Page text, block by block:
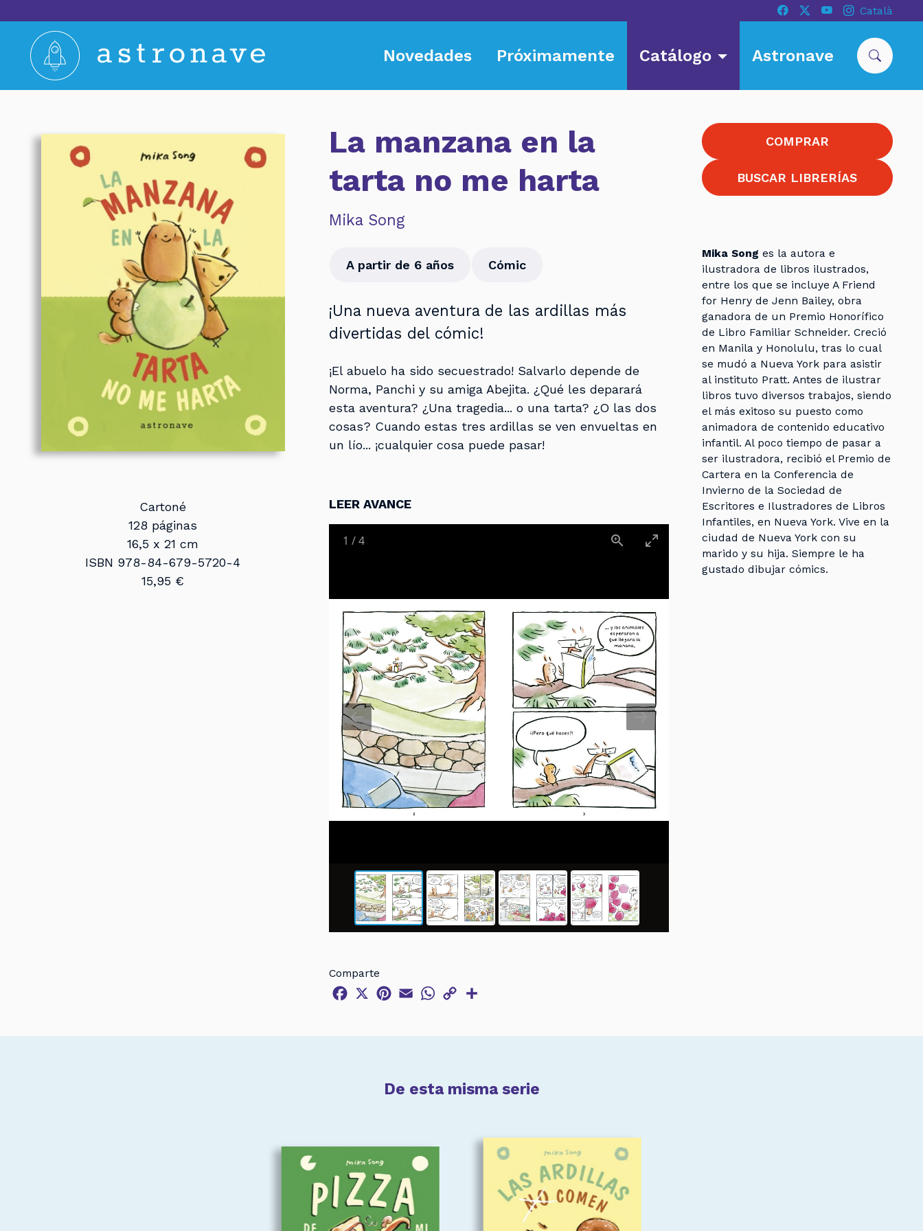
Català
Novedades Próximamente Catálogo Astronave
Cartoné
128 páginas
16,5 x 21 cm
ISBN 978-84-679-5720-4
15,95 €
La manzana en la
tarta no me harta
Mika Song
A partir de 6 años Cómic
¡Una nueva aventura de las ardillas más
divertidas del cómic!
¡El abuelo ha sido secuestrado! Salvarlo depende de
Norma, Panchi y su amiga Abejita. ¿Qué les deparará
esta aventura? ¿Una tragedia... o una tarta? ¿O las dos
cosas? Cuando estas tres ardillas se ven envueltas en
un lío... ¡cualquier cosa puede pasar!
LEER AVANCE
1 /4
Comparte
Facebook
X Pinterest
Email WhatsApp
Copy
Link
COMPRAR
BUSCAR LIBRERÍAS
Mika Song es la autora e
ilustradora de libros ilustrados,
entre los que se incluye A Friend
for Henry de Jenn Bailey, obra
ganadora de un Premio Honorífico
de Libro Familiar Schneider. Creció
en Manila y Honolulu, tras lo cual
se mudó a Nueva York para asistir
al instituto Pratt. Antes de ilustrar
libros tuvo diversos trabajos, siendo
el más exitoso su puesto como
animadora de contenido educativo
infantil. Al poco tiempo de pasar a
ser ilustradora, recibió el Premio de
Cartera en la Conferencia de
Invierno de la Sociedad de
Escritores e Ilustradores de Libros
Infantiles, en Nueva York. Vive en la
ciudad de Nueva York con su
marido y su hija. Siempre le ha
gustado dibujar cómics.
De esta misma serie